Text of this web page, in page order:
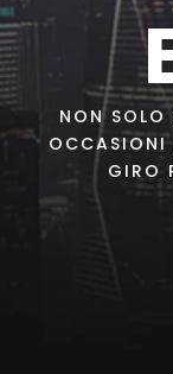
NON
OCCASIONI
GIRO